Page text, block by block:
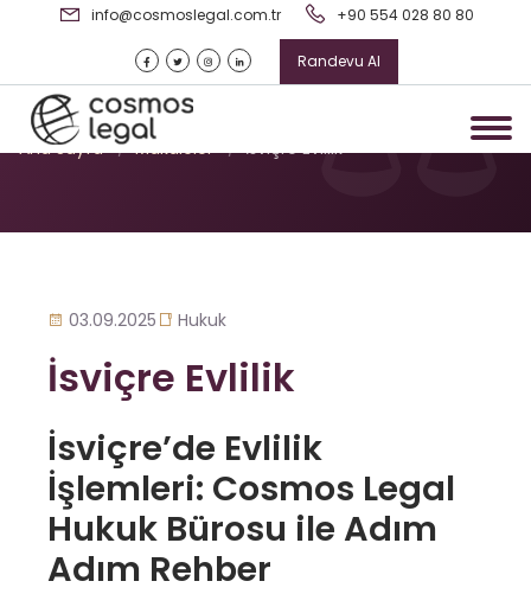
info@cosmoslegal.com.tr +90 554 028 80 80
Randevu Al
İsviçre Evlilik
Ana Sayfa / Makaleler / İsviçre Evlilik
03.09.2025 Hukuk
İsviçre Evlilik
İsviçre’de Evlilik
İşlemleri: Cosmos Legal
Hukuk Bürosu ile Adım
Adım Rehber